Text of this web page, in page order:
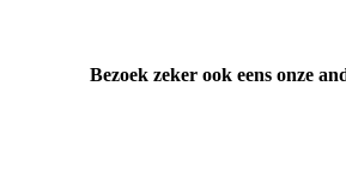
Bezoek zeker ook eens onze